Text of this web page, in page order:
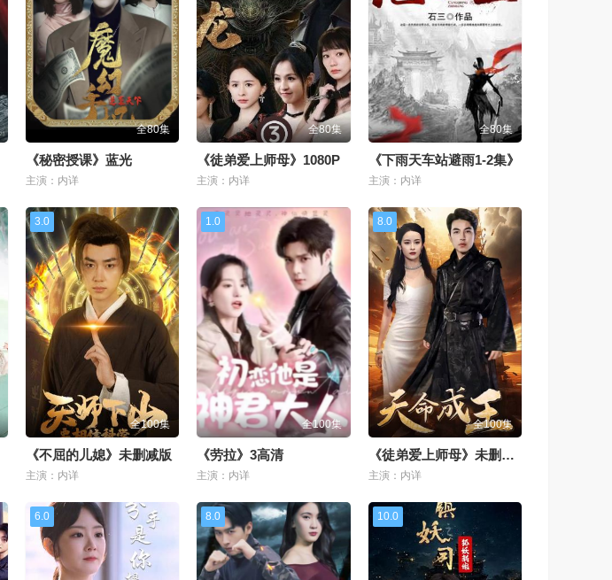
全80集
《秘密授课》蓝光
主演：内详
全80集
《徒弟爱上师母》1080P
主演：内详
全80集
《下雨天车站避雨1-2集》
主演：内详
3.0
全100集
《不屈的儿媳》未删减版
主演：内详
1.0
全100集
《劳拉》3高清
主演：内详
8.0
全100集
《徒弟爱上师母》未删减版
主演：内详
6.0 8.0 10.0